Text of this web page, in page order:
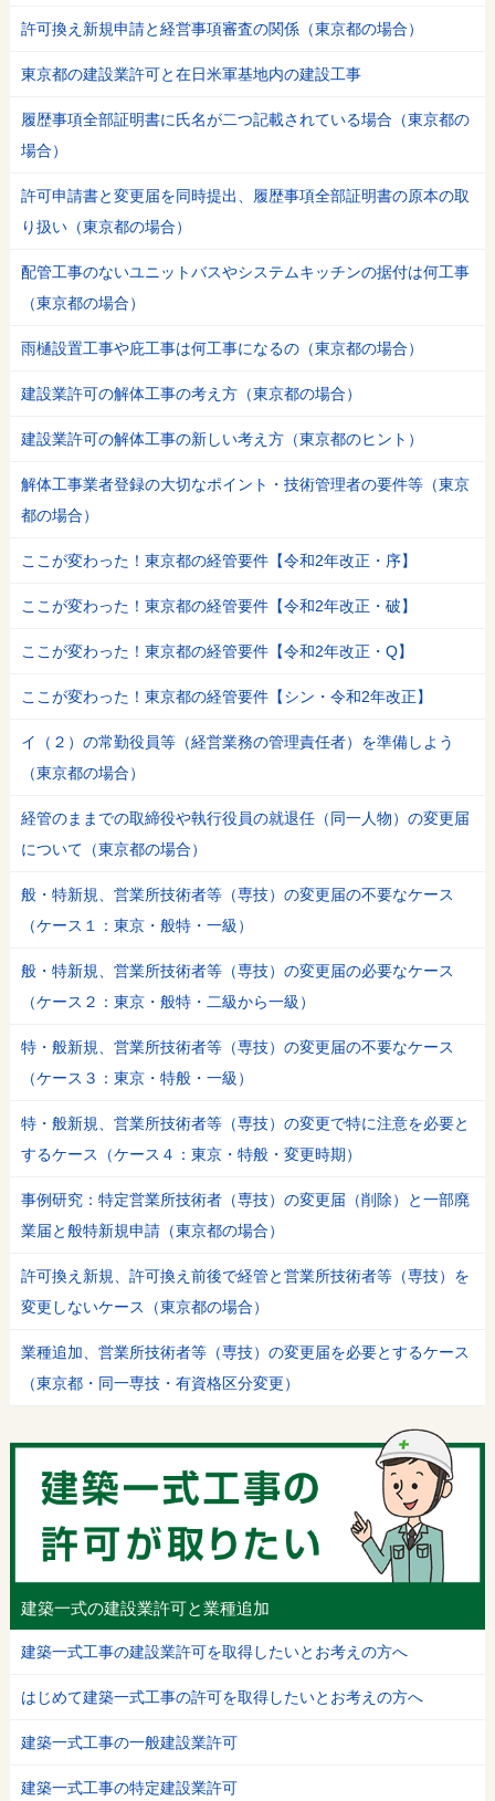
許可換え新規申請と経営事項審査の関係（東京都の場合）
東京都の建設業許可と在日米軍基地内の建設工事
履歴事項全部証明書に氏名が二つ記載されている場合（東京都の
場合）
許可申請書と変更届を同時提出、履歴事項全部証明書の原本の取
り扱い（東京都の場合）
配管工事のないユニットバスやシステムキッチンの据付は何工事
（東京都の場合）
雨樋設置工事や庇工事は何工事になるの（東京都の場合）
建設業許可の解体工事の考え方（東京都の場合）
建設業許可の解体工事の新しい考え方（東京都のヒント）
解体工事業者登録の大切なポイント・技術管理者の要件等（東京
都の場合）
ここが変わった！東京都の経管要件【令和2年改正・序】
ここが変わった！東京都の経管要件【令和2年改正・破】
ここが変わった！東京都の経管要件【令和2年改正・Q】
ここが変わった！東京都の経管要件【シン・令和2年改正】
イ（２）の常勤役員等（経営業務の管理責任者）を準備しよう
（東京都の場合）
経管のままでの取締役や執行役員の就退任（同一人物）の変更届
について（東京都の場合）
般・特新規、営業所技術者等（専技）の変更届の不要なケース
（ケース１：東京・般特・一級）
般・特新規、営業所技術者等（専技）の変更届の必要なケース
（ケース２：東京・般特・二級から一級）
特・般新規、営業所技術者等（専技）の変更届の不要なケース
（ケース３：東京・特般・一級）
特・般新規、営業所技術者等（専技）の変更で特に注意を必要と
するケース（ケース４：東京・特般・変更時期）
事例研究：特定営業所技術者（専技）の変更届（削除）と一部廃
業届と般特新規申請（東京都の場合）
許可換え新規、許可換え前後で経管と営業所技術者等（専技）を
変更しないケース（東京都の場合）
業種追加、営業所技術者等（専技）の変更届を必要とするケース
（東京都・同一専技・有資格区分変更）
建築一式の建設業許可と業種追加
建築一式工事の建設業許可を取得したいとお考えの方へ
はじめて建築一式工事の許可を取得したいとお考えの方へ
建築一式工事の一般建設業許可
建築一式工事の特定建設業許可